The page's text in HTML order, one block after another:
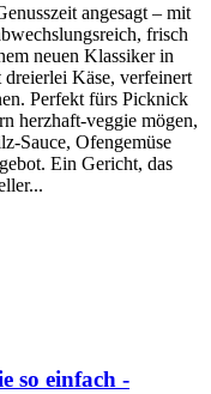
angesagt – mit
frisch
neuen Klassiker in
Käse, verfeinert
Perfekt fürs Picknick
herzhaft-veggie mögen,
Sauce, Ofengemüse
Ein Gericht, das
so einfach -